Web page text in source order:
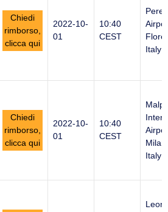
Chiedi
rimborso,
clicca qui
2022-10-
01
10:40
CEST
Italy
Chiedi
rimborso,
clicca qui
2022-10-
01
10:40
CEST
Italy